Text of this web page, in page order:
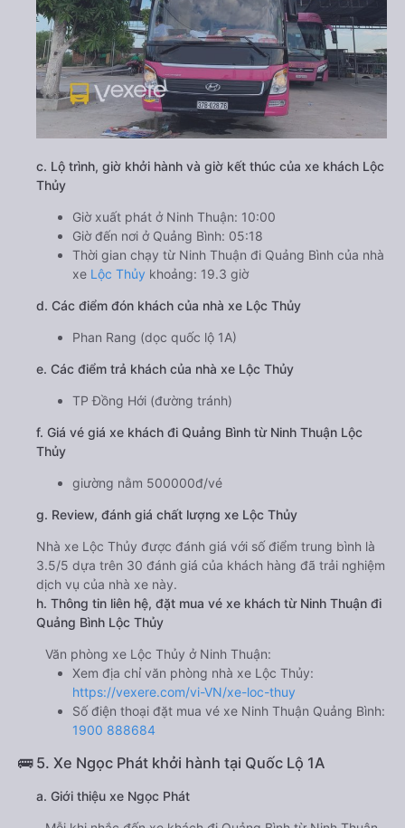
c. Lộ trình, giờ khởi hành và giờ kết thúc của xe khách Lộc
Thủy
Giờ xuất phát ở Ninh Thuận: 10:00
Giờ đến nơi ở Quảng Bình: 05:18
Thời gian chạy từ Ninh Thuận đi Quảng Bình của nhà
xe Lộc Thủy khoảng: 19.3 giờ
d. Các điểm đón khách của nhà xe Lộc Thủy
Phan Rang (dọc quốc lộ 1A)
e. Các điểm trả khách của nhà xe Lộc Thủy
TP Đồng Hới (đường tránh)
f. Giá vé giá xe khách đi Quảng Bình từ Ninh Thuận Lộc
Thủy
giường nằm 500000đ/vé
g. Review, đánh giá chất lượng xe Lộc Thủy
Nhà xe Lộc Thủy được đánh giá với số điểm trung bình là
3.5/5 dựa trên 30 đánh giá của khách hàng đã trải nghiệm
dịch vụ của nhà xe này.
h. Thông tin liên hệ, đặt mua vé xe khách từ Ninh Thuận đi
Quảng Bình Lộc Thủy
Văn phòng xe Lộc Thủy ở Ninh Thuận:
Xem địa chỉ văn phòng nhà xe Lộc Thủy:
https://vexere.com/vi-VN/xe-loc-thuy
Số điện thoại đặt mua vé xe Ninh Thuận Quảng Bình:
1900 888684
🚌 5. Xe Ngọc Phát khởi hành tại Quốc Lộ 1A
a. Giới thiệu xe Ngọc Phát